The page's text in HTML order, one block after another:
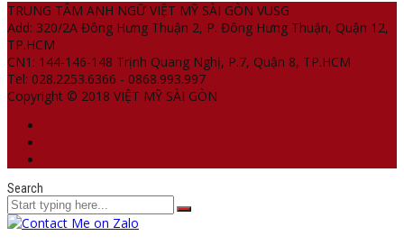
TRUNG TÂM ANH NGỮ VIỆT MỸ SÀI GÒN VUSG
Add: 320/2A Đông Hưng Thuận 2, P. Đông Hưng Thuận, Quận 12,
TP.HCM
CN1: 144-146-148 Trịnh Quang Nghị, P.7, Quận 8, TP.HCM
Tel: 028.2253.6366 - 0868.993.997
Copyright © 2018 VIỆT MỸ SÀI GÒN
Search